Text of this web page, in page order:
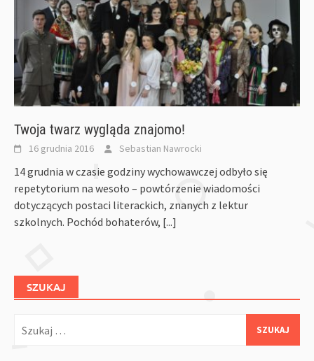
Twoja twarz wygląda znajomo!
16 grudnia 2016 Sebastian Nawrocki
14 grudnia w czasie godziny wychowawczej odbyło się
repetytorium na wesoło – powtórzenie wiadomości
dotyczących postaci literackich, znanych z lektur
szkolnych. Pochód bohaterów, [...]
SZUKAJ